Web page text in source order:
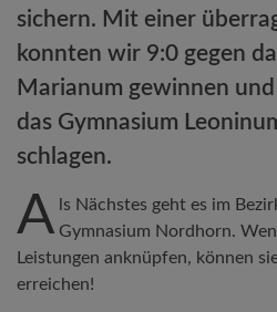
sichern. Mit einer
konnten wir 9:0 gegen
Marianum gewinnen
das Gymnasium
schlagen.
A ls Nächstes geht es im
Gymnasium Nordhorn.
Leistungen anknüpfen, können
erreichen!